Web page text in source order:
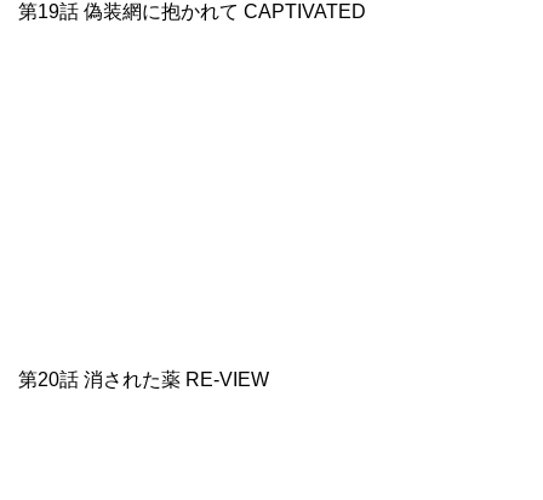
第19話 偽装網に抱かれて CAPTIVATED
第20話 消された薬 RE-VIEW